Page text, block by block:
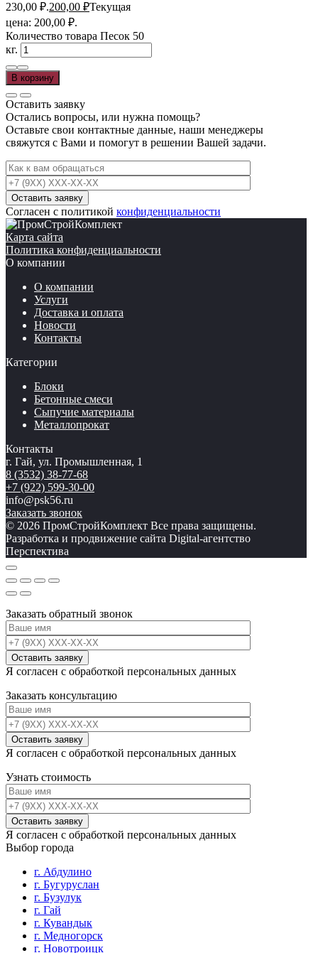
230,00 ₽.200,00 ₽Текущая
цена: 200,00 ₽.
Количество товара Песок 50
кг.
В корзину
Оставить заявку
Остались вопросы, или нужна помощь?
Оставьте свои контактные данные, наши менеджеры
свяжутся с Вами и помогут в решении Вашей задачи.
Согласен с политикой конфиденциальности
Карта сайта
Политика конфиденциальности
О компании
О компании
Услуги
Доставка и оплата
Новости
Контакты
Категории
Блоки
Бетонные смеси
Сыпучие материалы
Металлопрокат
Контакты
г. Гай, ул. Промышленная, 1
8 (3532) 38-77-68
+7 (922) 599-30-00
info@psk56.ru
Заказать звонок
© 2026 ПромСтройКомплект Все права защищены.
Разработка и продвижение сайта Digital-агентство
Перспектива
Заказать обратный звонок
Я согласен с обработкой персональных данных
Заказать консультацию
Я согласен с обработкой персональных данных
Узнать стоимость
Я согласен с обработкой персональных данных
Выбор города
г. Абдулино
г. Бугуруслан
г. Бузулук
г. Гай
г. Кувандык
г. Медногорск
г. Новотроицк